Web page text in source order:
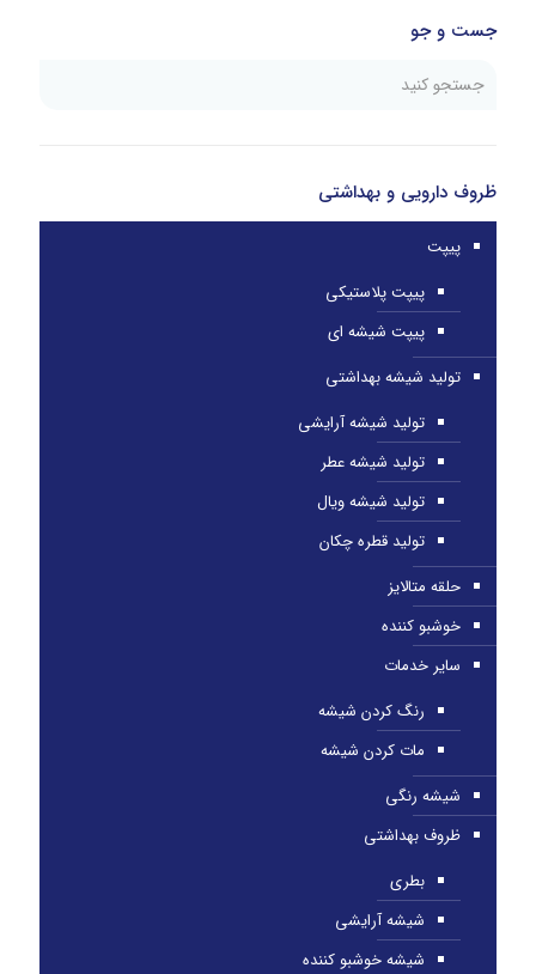
جست و جو
ظروف دارویی و بهداشتی
پیپت
پیپت پلاستیکی
پیپت شیشه ای
تولید شیشه بهداشتی
تولید شیشه آرایشی
تولید شیشه عطر
تولید شیشه ویال
تولید قطره چکان
حلقه متالایز
خوشبو کننده
سایر خدمات
رنگ کردن شیشه
مات کردن شیشه
شیشه رنگی
ظروف بهداشتی
بطری
شیشه آرایشی
شیشه خوشبو کننده